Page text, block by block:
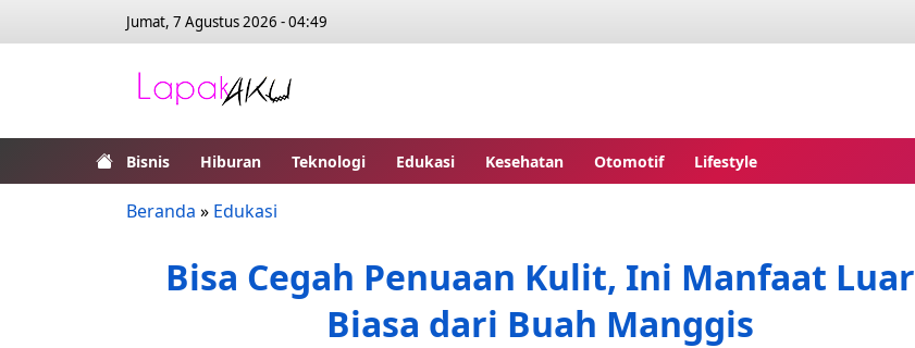
Jumat, 7 Agustus 2026 - 04:49
Bisnis Hiburan Teknologi Edukasi Kesehatan Otomotif Lifestyle
Beranda » Edukasi
Bisa Cegah Penuaan Kulit, Ini Manfaat Luar
Biasa dari Buah Manggis